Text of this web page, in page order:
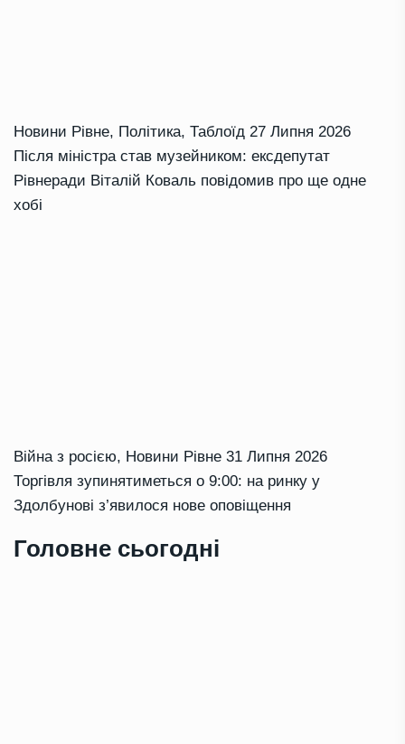
Новини Рівне, Політика, Таблоїд 27 Липня 2026
Після міністра став музейником: ексдепутат
Рівнеради Віталій Коваль повідомив про ще одне
хобі
Війна з росією, Новини Рівне 31 Липня 2026
Торгівля зупинятиметься о 9:00: на ринку у
Здолбунові з’явилося нове оповіщення
Головне сьогодні